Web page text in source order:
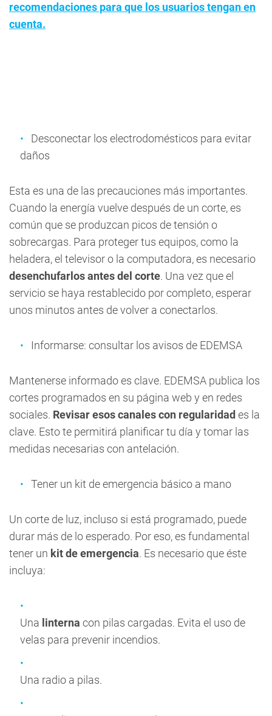
recomendaciones para que los usuarios tengan en
cuenta.
Desconectar los electrodomésticos para evitar
daños
Esta es una de las precauciones más importantes.
Cuando la energía vuelve después de un corte, es
común que se produzcan picos de tensión o
sobrecargas. Para proteger tus equipos, como la
heladera, el televisor o la computadora, es necesario
desenchufarlos antes del corte. Una vez que el
servicio se haya restablecido por completo, esperar
unos minutos antes de volver a conectarlos.
Informarse: consultar los avisos de EDEMSA
Mantenerse informado es clave. EDEMSA publica los
cortes programados en su página web y en redes
sociales. Revisar esos canales con regularidad es la
clave. Esto te permitirá planificar tu día y tomar las
medidas necesarias con antelación.
Tener un kit de emergencia básico a mano
Un corte de luz, incluso si está programado, puede
durar más de lo esperado. Por eso, es fundamental
tener un kit de emergencia. Es necesario que éste
incluya:
Una linterna con pilas cargadas. Evita el uso de
velas para prevenir incendios.
Una radio a pilas.